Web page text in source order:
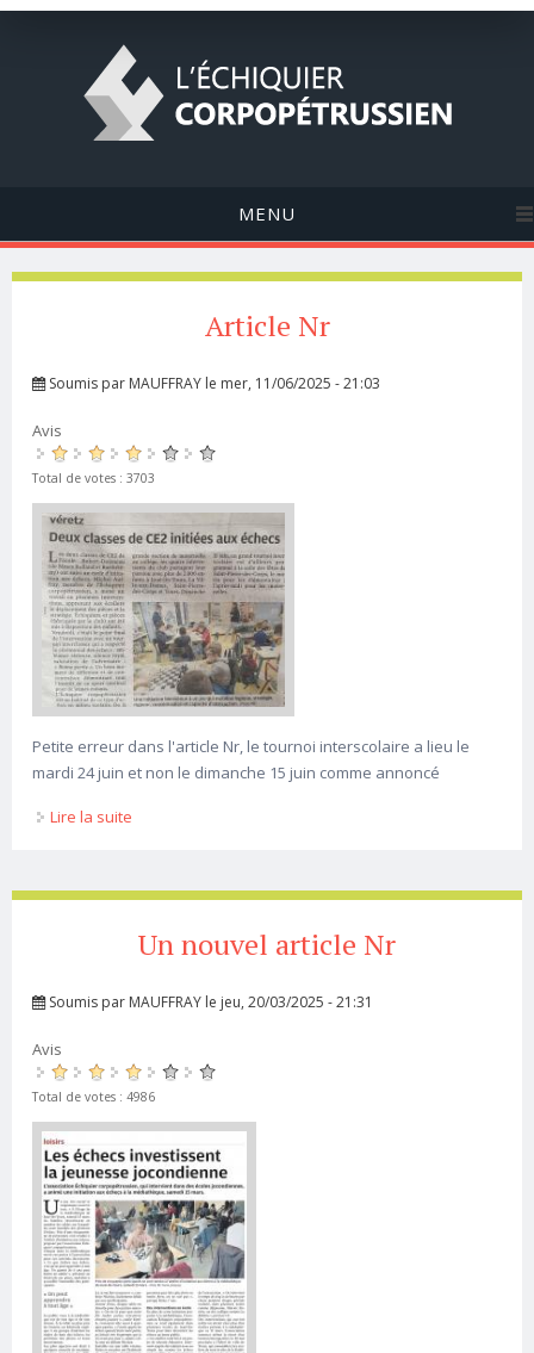
MENU
Article Nr
Soumis par MAUFFRAY le mer, 11/06/2025 - 21:03
Avis
Total de votes : 3703
Petite erreur dans l'article Nr, le tournoi interscolaire a lieu le
mardi 24 juin et non le dimanche 15 juin comme annoncé
Lire la suite
Un nouvel article Nr
Soumis par MAUFFRAY le jeu, 20/03/2025 - 21:31
Avis
Total de votes : 4986